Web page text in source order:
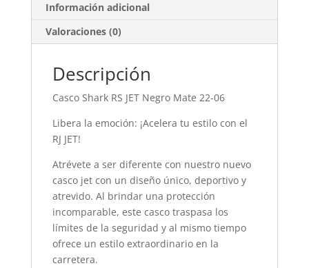
Información adicional
Valoraciones (0)
Descripción
Casco Shark RS JET Negro Mate 22-06
Libera la emoción: ¡Acelera tu estilo con el
RJ JET!
Atrévete a ser diferente con nuestro nuevo
casco jet con un diseño único, deportivo y
atrevido. Al brindar una protección
incomparable, este casco traspasa los
límites de la seguridad y al mismo tiempo
ofrece un estilo extraordinario en la
carretera.